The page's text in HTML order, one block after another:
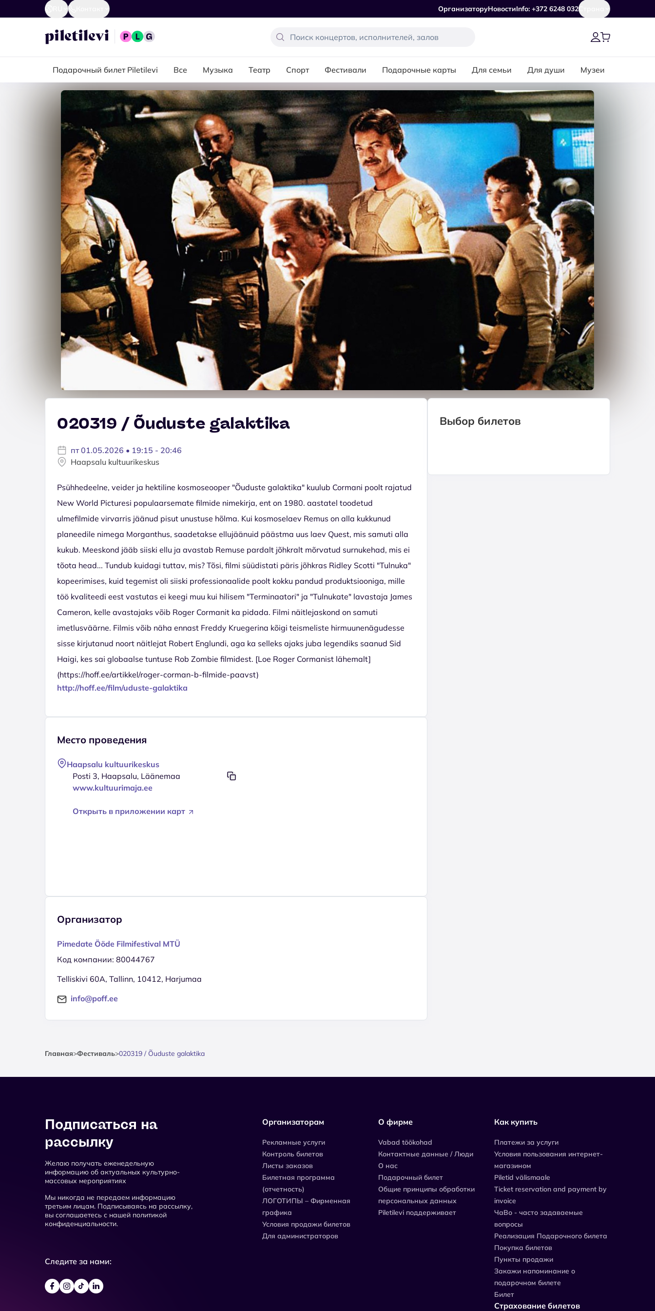
ОрганизаторуНовостиInfo: +372 6248 032Страна
Подарочный билет Piletilevi Все Музыка Театр Спорт Фестивали Подарочные карты Для семьи Для души Музеи
020319 / Õuduste galaktika
пт 01.05.2026 • 19:15 - 20:46
Haapsalu kultuurikeskus
Psühhedeelne, veider ja hektiline kosmoseooper "Õuduste galaktika" kuulub Cormani poolt rajatud
New World Picturesi populaarsemate filmide nimekirja, ent on 1980. aastatel toodetud
ulmefilmide virvarris jäänud pisut unustuse hõlma. Kui kosmoselaev Remus on alla kukkunud
planeedile nimega Morganthus, saadetakse ellujäänuid päästma uus laev Quest, mis samuti alla
kukub. Meeskond jääb siiski ellu ja avastab Remuse pardalt jõhkralt mõrvatud surnukehad, mis ei
tõota head... Tundub kuidagi tuttav, mis? Tõsi, filmi süüdistati päris jõhkras Ridley Scotti "Tulnuka"
kopeerimises, kuid tegemist oli siiski professionaalide poolt kokku pandud produktsiooniga, mille
töö kvaliteedi eest vastutas ei keegi muu kui hilisem "Terminaatori" ja "Tulnukate" lavastaja James
Cameron, kelle avastajaks võib Roger Cormanit ka pidada. Filmi näitlejaskond on samuti
imetlusväärne. Filmis võib näha ennast Freddy Kruegerina kõigi teismeliste hirmuunenägudesse
sisse kirjutanud noort näitlejat Robert Englundi, aga ka selleks ajaks juba legendiks saanud Sid
Haigi, kes sai globaalse tuntuse Rob Zombie filmidest. [Loe Roger Cormanist lähemalt]
(https://hoff.ee/artikkel/roger-corman-b-filmide-paavst)
http://hoff.ee/film/uduste-galaktika
Место проведения
Haapsalu kultuurikeskus
Posti 3, Haapsalu, Läänemaa
www.kultuurimaja.ee
Открыть в приложении карт
Организатор
Pimedate Ööde Filmifestival MTÜ
Код компании: 80044767
Telliskivi 60A, Tallinn, 10412, Harjumaa
info@poff.ee
Выбор билетов
Главная>Фестиваль>020319 / Õuduste galaktika
Подписаться на
рассылку
Желаю получать еженедельную
информацию об актуальных культурно-
массовых мероприятиях
Мы никогда не передаем информацию
третьим лицам. Подписываясь на рассылку,
вы соглашаетесь с нашей политикой
конфиденциальности.
Следите за нами:
Организаторам
Рекламные услуги
Контроль билетов
Листы заказов
Билетная программа
(отчетность)
ЛОГОТИПЫ – Фирменная
графика
Условия продажи билетов
Для администраторов
О фирме
Vabad töökohad
Контактные данные / Люди
О нас
Подарочный билет
Общие принципы обработки
персональных данных
Piletilevi поддерживает
Как купить
Платежи за услуги
Условия пользования интернет-
магазином
Piletid välismaale
Ticket reservation and payment by
invoice
ЧаВо - часто задаваемые
вопросы
Реализация Подарочного билета
Покупка билетов
Пункты продажи
Закажи напоминание о
подарочном билете
Билет
Страхование билетов